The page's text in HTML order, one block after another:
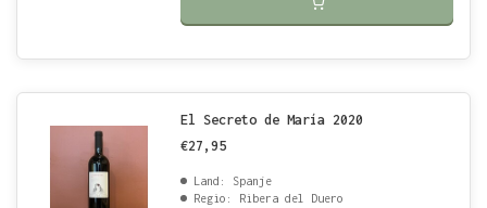
El Secreto de María 2020
€27,95
Land: Spanje
Regio: Ribera del Duero